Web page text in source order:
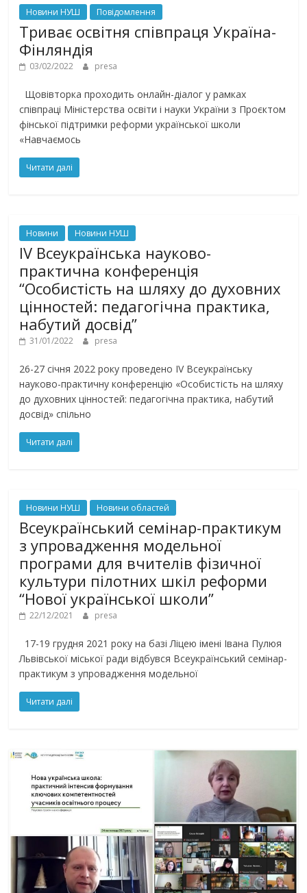
Новини НУШ Повідомлення
Триває освітня співпраця Україна-
Фінляндія
03/02/2022 presa
Щовівторка проходить онлайн-діалог у рамках
співпраці Міністерства освіти і науки України з Проєктом
фінської підтримки реформи української школи
«Навчаємось
Читати далі
Новини Новини НУШ
IV Всеукраїнська науково-
практична конференція
“Особистість на шляху до духовних
цінностей: педагогічна практика,
набутий досвід”
31/01/2022 presa
26-27 січня 2022 року проведено ІV Всеукраїнську
науково-практичну конференцію «Особистість на шляху
до духовних цінностей: педагогічна практика, набутий
досвід» спільно
Читати далі
Новини НУШ Новини областей
Всеукраїнський семінар-практикум
з упровадження модельної
програми для вчителів фізичної
культури пілотних шкіл реформи
“Нової української школи”
22/12/2021 presa
17-19 грудня 2021 року на базі Ліцею імені Івана Пулюя
Львівської міської ради відбувся Всеукраїнський семінар-
практикум з упровадження модельної
Читати далі